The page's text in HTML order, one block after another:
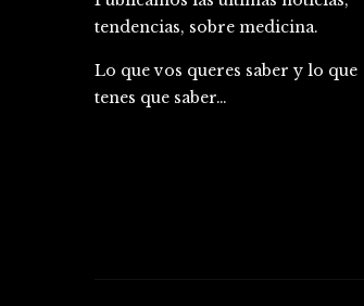
tendencias, sobre medicina.
Lo que vos queres saber y lo que
tenes que saber…